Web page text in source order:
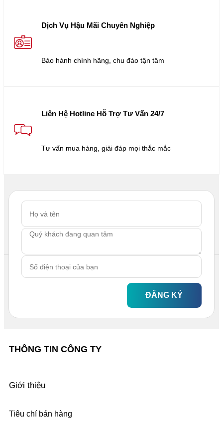
Dịch Vụ Hậu Mãi Chuyên Nghiệp
Bảo hành chính hãng, chu đáo tận tâm
Liên Hệ Hotline Hỗ Trợ Tư Vấn 24/7
Tư vấn mua hàng, giải đáp mọi thắc mắc
ĐĂNG KÝ
THÔNG TIN CÔNG TY
Giới thiệu
Tiêu chí bán hàng